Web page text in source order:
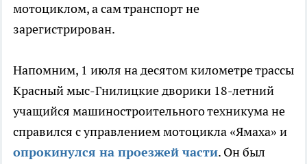
мотоциклом, а сам транспорт не
зарегистрирован.
Напомним, 1 июля на десятом километре трассы
Красный мыс-Гнилицкие дворики 18-летний
учащийся машиностроительного техникума не
справился с управлением мотоцикла «Ямаха» и
опрокинулся на проезжей части. Он был